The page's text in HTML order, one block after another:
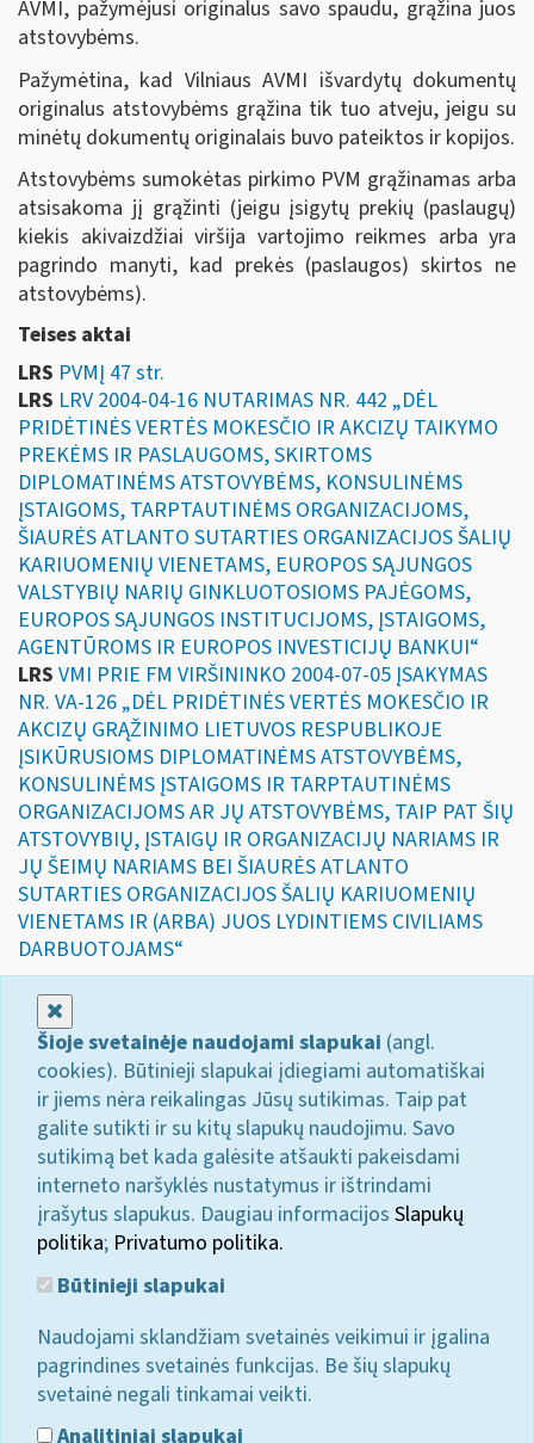
AVMI, pažymėjusi originalus savo spaudu, grąžina juos
atstovybėms.
Pažymėtina, kad Vilniaus AVMI išvardytų dokumentų
originalus atstovybėms grąžina tik tuo atveju, jeigu su
minėtų dokumentų originalais buvo pateiktos ir kopijos.
Atstovybėms sumokėtas pirkimo PVM grąžinamas arba
atsisakoma jį grąžinti (jeigu įsigytų prekių (paslaugų)
kiekis akivaizdžiai viršija vartojimo reikmes arba yra
pagrindo manyti, kad prekės (paslaugos) skirtos ne
atstovybėms).
Teises aktai
LRS PVMĮ 47 str.
LRS LRV 2004-04-16 NUTARIMAS NR. 442 „DĖL
PRIDĖTINĖS VERTĖS MOKESČIO IR AKCIZŲ TAIKYMO
PREKĖMS IR PASLAUGOMS, SKIRTOMS
DIPLOMATINĖMS ATSTOVYBĖMS, KONSULINĖMS
ĮSTAIGOMS, TARPTAUTINĖMS ORGANIZACIJOMS,
ŠIAURĖS ATLANTO SUTARTIES ORGANIZACIJOS ŠALIŲ
KARIUOMENIŲ VIENETAMS, EUROPOS SĄJUNGOS
VALSTYBIŲ NARIŲ GINKLUOTOSIOMS PAJĖGOMS,
EUROPOS SĄJUNGOS INSTITUCIJOMS, ĮSTAIGOMS,
AGENTŪROMS IR EUROPOS INVESTICIJŲ BANKUI“
LRS VMI PRIE FM VIRŠININKO 2004-07-05 ĮSAKYMAS
NR. VA-126 „DĖL PRIDĖTINĖS VERTĖS MOKESČIO IR
AKCIZŲ GRĄŽINIMO LIETUVOS RESPUBLIKOJE
ĮSIKŪRUSIOMS DIPLOMATINĖMS ATSTOVYBĖMS,
KONSULINĖMS ĮSTAIGOMS IR TARPTAUTINĖMS
ORGANIZACIJOMS AR JŲ ATSTOVYBĖMS, TAIP PAT ŠIŲ
ATSTOVYBIŲ, ĮSTAIGŲ IR ORGANIZACIJŲ NARIAMS IR
JŲ ŠEIMŲ NARIAMS BEI ŠIAURĖS ATLANTO
SUTARTIES ORGANIZACIJOS ŠALIŲ KARIUOMENIŲ
VIENETAMS IR (ARBA) JUOS LYDINTIEMS CIVILIAMS
DARBUOTOJAMS“
Šioje svetainėje naudojami slapukai (angl.
cookies). Būtinieji slapukai įdiegiami automatiškai
ir jiems nėra reikalingas Jūsų sutikimas. Taip pat
galite sutikti ir su kitų slapukų naudojimu. Savo
sutikimą bet kada galėsite atšaukti pakeisdami
interneto naršyklės nustatymus ir ištrindami
įrašytus slapukus. Daugiau informacijos Slapukų
politika; Privatumo politika.
Būtinieji slapukai
Naudojami sklandžiam svetainės veikimui ir įgalina
pagrindines svetainės funkcijas. Be šių slapukų
svetainė negali tinkamai veikti.
Analitiniai slapukai